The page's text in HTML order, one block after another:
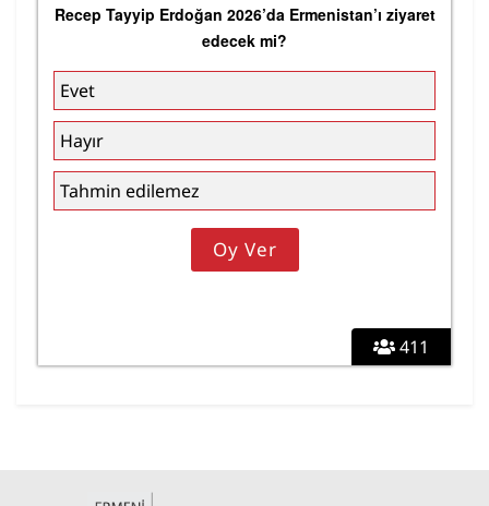
411
Recep Tayyip Erdoğan 2026’da Ermenistan’ı ziyaret
edecek mi?
Evet
Hayır
Tahmin edilemez